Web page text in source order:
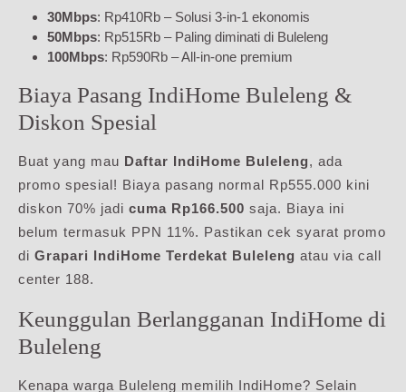
30Mbps: Rp410Rb – Solusi 3-in-1 ekonomis
50Mbps: Rp515Rb – Paling diminati di Buleleng
100Mbps: Rp590Rb – All-in-one premium
Biaya Pasang IndiHome Buleleng &
Diskon Spesial
Buat yang mau Daftar IndiHome Buleleng, ada
promo spesial! Biaya pasang normal Rp555.000 kini
diskon 70% jadi cuma Rp166.500 saja. Biaya ini
belum termasuk PPN 11%. Pastikan cek syarat promo
di Grapari IndiHome Terdekat Buleleng atau via call
center 188.
Keunggulan Berlangganan IndiHome di
Buleleng
Kenapa warga Buleleng memilih IndiHome? Selain